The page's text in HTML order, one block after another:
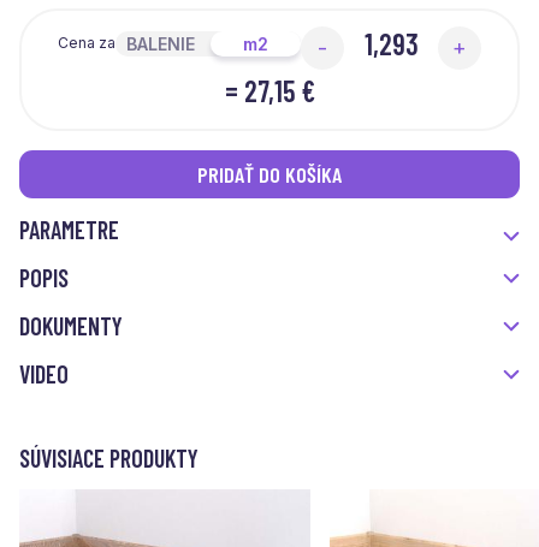
Cena za BALENIE m2 - +
= 27,15 €
PRIDAŤ DO KOŠÍKA
PARAMETRE
POPIS
DOKUMENTY
VIDEO
SÚVISIACE PRODUKTY